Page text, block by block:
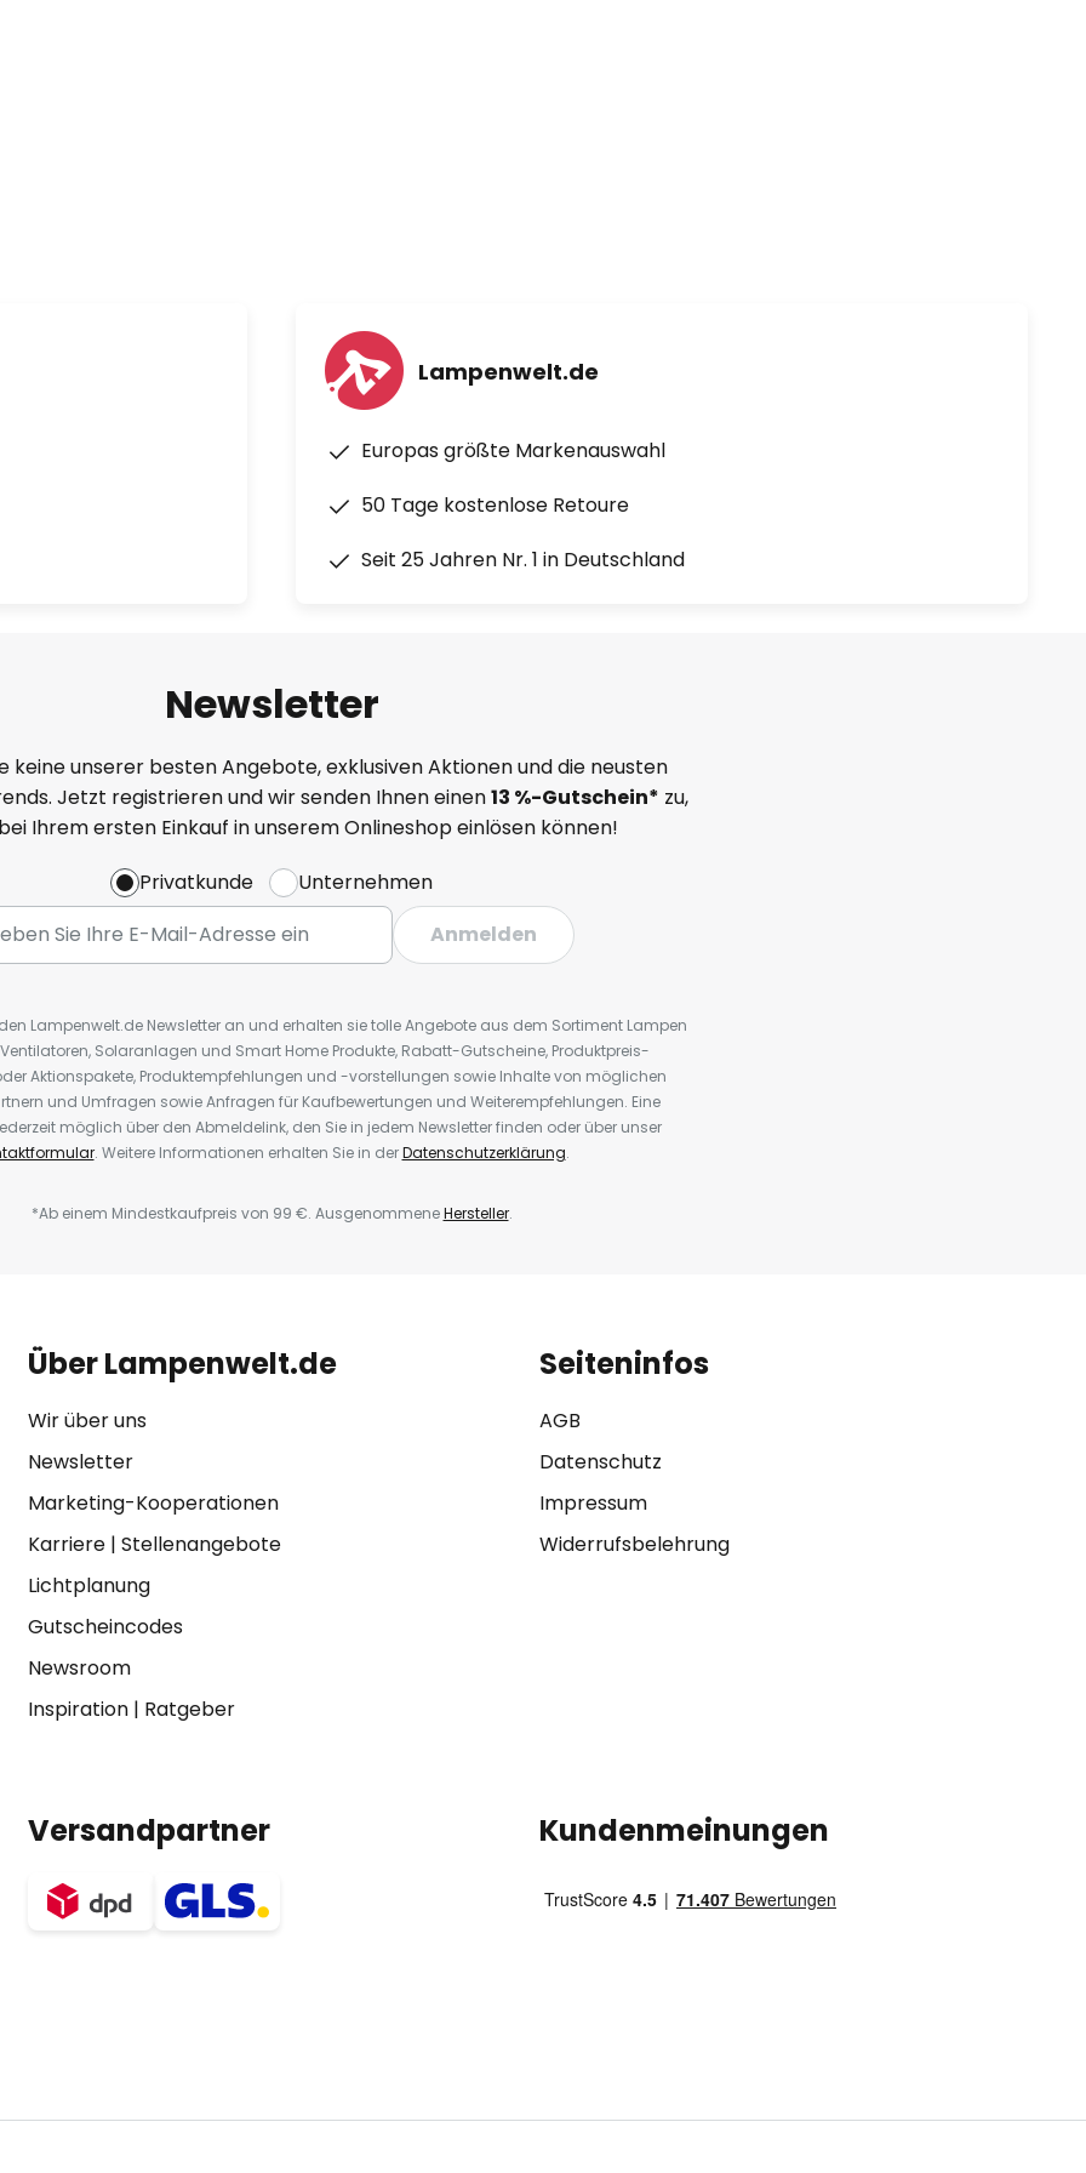
Lampenwelt.de
Europas größte Markenauswahl
50 Tage kostenlose Retoure
Seit 25 Jahren Nr. 1 in Deutschland
Newsletter
keine unserer besten Angebote, exklusiven Aktionen und die neusten
Jetzt registrieren und wir senden Ihnen einen13 %-Gutschein* zu,
Ihrem ersten Einkauf in unserem Onlineshop einlösen können!
Privatkunde
Unternehmen
Anmelden
Lampenwelt.de Newsletter an und erhalten sie tolle Angebote aus dem Sortiment Lampen
Solaranlagen und Smart Home Produkte, Rabatt-Gutscheine, Produktpreis-
Aktionspakete, Produktempfehlungen und -vorstellungen sowie Inhalte von möglichen
und Umfragen sowie Anfragen für Kaufbewertungen und Weiterempfehlungen. Eine
möglich über den Abmeldelink, den Sie in jedem Newsletter finden oder über unser
. Weitere Informationen erhalten Sie in derDatenschutzerklärung.
*Ab einem Mindestkaufpreis von 99 €. AusgenommeneHersteller.
Über Lampenwelt.de
Wir über uns
Newsletter
Marketing-Kooperationen
Karriere| Stellenangebote
Lichtplanung
Gutscheincodes
Newsroom
Inspiration| Ratgeber
Seiteninfos
AGB
Datenschutz
Impressum
Widerrufsbelehrung
Versandpartner Kundenmeinungen